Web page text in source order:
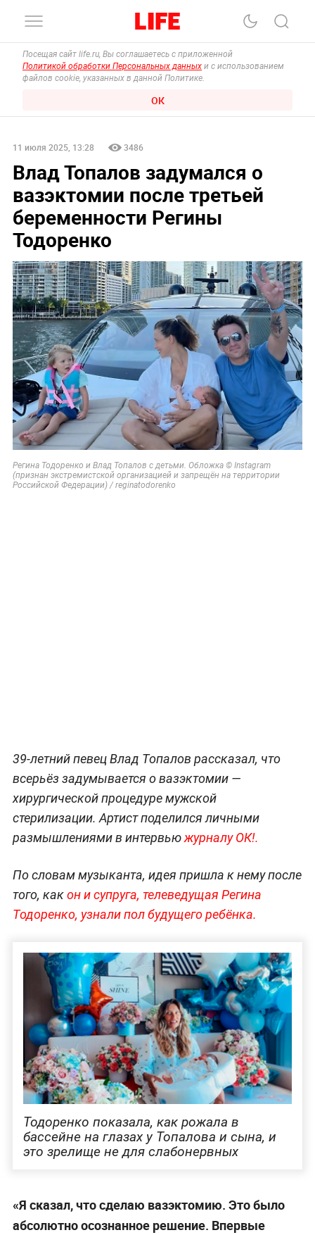
Посещая сайт life.ru, Вы соглашаетесь с приложенной
Политикой обработки Персональных данных и с использованием
файлов cookie, указанных в данной Политике.
ОК
11 июля 2025, 13:28 3486
Влад Топалов задумался о
вазэктомии после третьей
беременности Регины
Тодоренко
Регина Тодоренко и Влад Топалов с детьми. Обложка © Instagram
(признан экстремистской организацией и запрещён на территории
Российской Федерации) / reginatodorenko
39-летний певец Влад Топалов рассказал, что
всерьёз задумывается о вазэктомии —
хирургической процедуре мужской
стерилизации. Артист поделился личными
размышлениями в интервьюжурналуОК!.
По словам музыканта, идея пришла к нему после
того, какон и супруга, телеведущая Регина
Тодоренко, узнали пол будущего ребёнка.
Тодоренко показала, как рожала в
бассейне на глазах у Топалова и сына, и
это зрелище не для слабонервных
«Я сказал, что сделаю вазэктомию. Это было
абсолютно осознанное решение. Впервые